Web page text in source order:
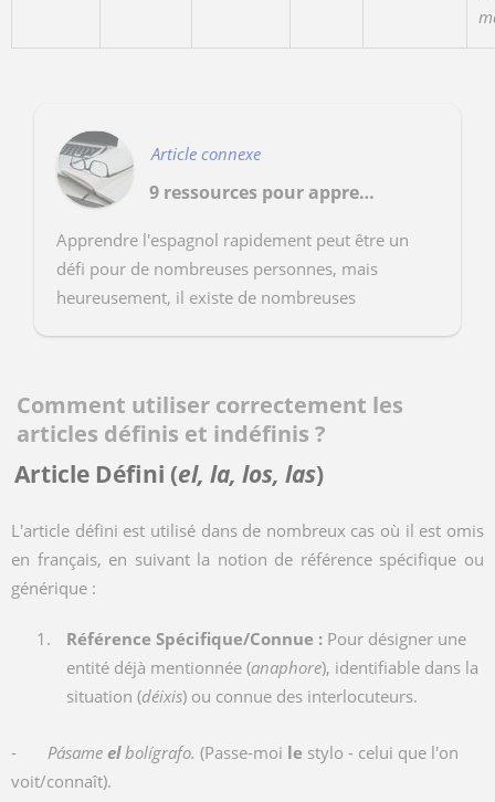
Article connexe
9 ressources pour apprendre l'espagnol rapidement
Apprendre l'espagnol rapidement peut être un
défi pour de nombreuses personnes, mais
heureusement, il existe de nombreuses
Comment utiliser correctement les
articles définis et indéfinis ?
Article Défini (el, la, los, las)
L'article défini est utilisé dans de nombreux cas où il est omis
en français, en suivant la notion de référence spécifique ou
générique :
Référence Spécifique/Connue : Pour désigner une
entité déjà mentionnée (anaphore), identifiable dans la
situation (déixis) ou connue des interlocuteurs.
- Pásame elbolígrafo. (Passe-moi le stylo - celui que l'on
voit/connaît).